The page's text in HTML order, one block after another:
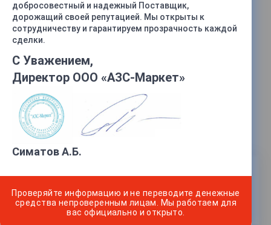
Клапан отсечной поплавковыйКОП(алюминий)
Характеристики
Диаметр —
15 000 руб.
В наличии 5 Нашли дешевле?
добросовестный и надежный Поставщик,
дорожащий своей репутацией. Мы открыты к
сотрудничеству и гарантируем прозрачность каждой
сделки.
С Уважением,
Директор ООО «АЗС-Маркет»
Симатов А.Б.
Проверяйте информацию и не переводите денежные
средства непроверенным лицам. Мы работаем для
вас официально и открыто.